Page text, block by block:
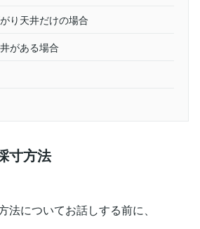
り天井だけの場合
がある場合
寸方法
法についてお話しする前に、